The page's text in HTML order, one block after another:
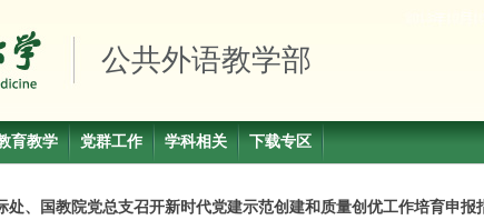
公共外语教学部
育教学 党群工作 学科相关 下载专区
处、国教院党总支召开新时代党建示范创建和质量创优工作培育申报